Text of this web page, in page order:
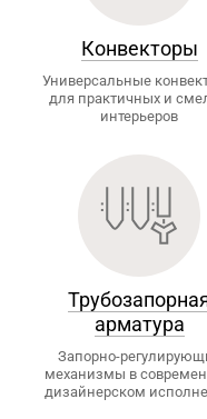
Конвекторы
Универсальные
для практичных и
интерьеров
арматура
Запорно-
механизмы в
дизайнерском